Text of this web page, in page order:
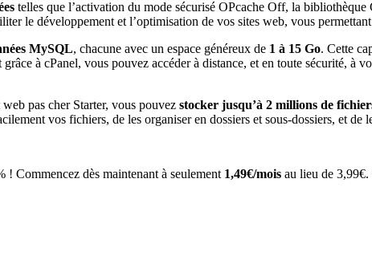
telles que l’activation du mode sécurisé OPcache Off, la
le développement et l’optimisation de vos sites web, vous
MySQL, chacune avec un espace généreux de 1 à 15 Go. Cette
à cPanel, vous pouvez accéder à distance, et en toute sécurité,
pas cher Starter, vous pouvez stocker jusqu’à 2 millions de
vos fichiers, de les organiser en dossiers et sous-dossiers, et de
Commencez dès maintenant à seulement 1,49€/mois au lieu de